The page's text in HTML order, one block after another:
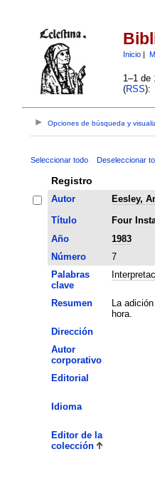
Inicio|
1–1 de
(RSS):
Opciones de búsqueda y
Seleccionar todo Deseleccionar
Registro
Autor
Eesley,
Título
Four
Año
1983
Número
7
Palabras
clave
Resumen
La
hora.
Dirección
Autor
corporativo
Editorial
Idioma
Editor de la
colección